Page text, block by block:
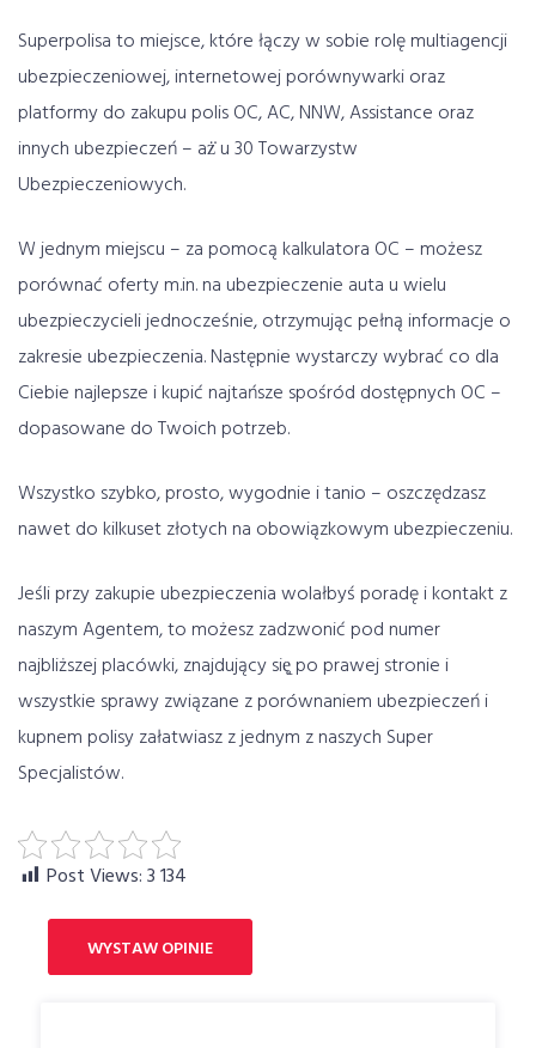
Superpolisa to miejsce, które łączy w sobie rolę multiagencji
ubezpieczeniowej, internetowej porównywarki oraz
platformy do zakupu polis OC, AC, NNW, Assistance oraz
innych ubezpieczeń – aż̇ u 30 Towarzystw
Ubezpieczeniowych.
W jednym miejscu – za pomocą kalkulatora OC – możesz
porównać oferty m.in. na ubezpieczenie auta u wielu
ubezpieczycieli jednocześnie, otrzymując pełną informacje o
zakresie ubezpieczenia. Następnie wystarczy wybrać co dla
Ciebie najlepsze i kupić najtańsze spośród dostępnych OC –
dopasowane do Twoich potrzeb.
Wszystko szybko, prosto, wygodnie i tanio – oszczędzasz
nawet do kilkuset złotych na obowiązkowym ubezpieczeniu.
Jeśli przy zakupie ubezpieczenia wolałbyś poradę i kontakt z
naszym Agentem, to możesz zadzwonić pod numer
najbliższej placówki, znajdujący się̨ po prawej stronie i
wszystkie sprawy związane z porównaniem ubezpieczeń i
kupnem polisy załatwiasz z jednym z naszych Super
Specjalistów.
Post Views:3 134
WYSTAW OPINIE